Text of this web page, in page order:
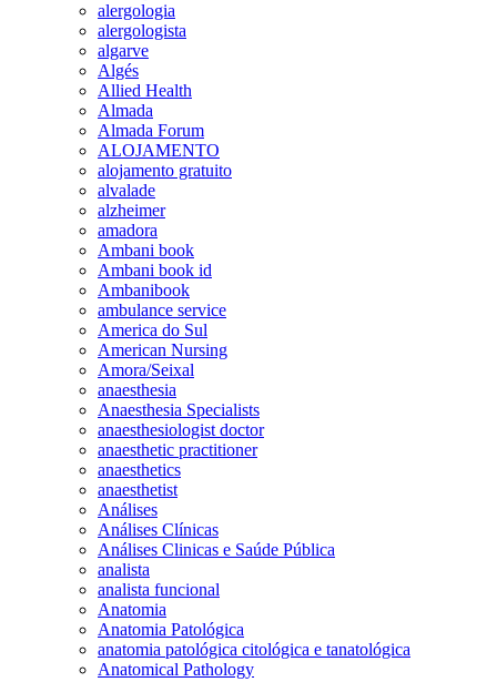
alergologia
alergologista
algarve
Algés
Allied Health
Almada
Almada Forum
ALOJAMENTO
alojamento gratuito
alvalade
alzheimer
amadora
Ambani book
Ambani book id
Ambanibook
ambulance service
America do Sul
American Nursing
Amora/Seixal
anaesthesia
Anaesthesia Specialists
anaesthesiologist doctor
anaesthetic practitioner
anaesthetics
anaesthetist
Análises
Análises Clínicas
Análises Clinicas e Saúde Pública
analista
analista funcional
Anatomia
Anatomia Patológica
anatomia patológica citológica e tanatológica
Anatomical Pathology